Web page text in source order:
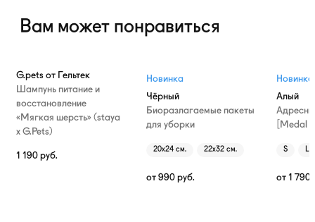
Вам может понравиться
G.pets от Гельтек
Шампунь питание и
восстановление
«Мягкая шерсть» (staya
х G.Pets)
1 190 руб.
Новинка
Чёрный
Биоразлагаемые пакеты
для уборки
20х24 см. 22х32 см.
от 990 руб.
Новинка
Алый
[Medal
S L
от 1 790